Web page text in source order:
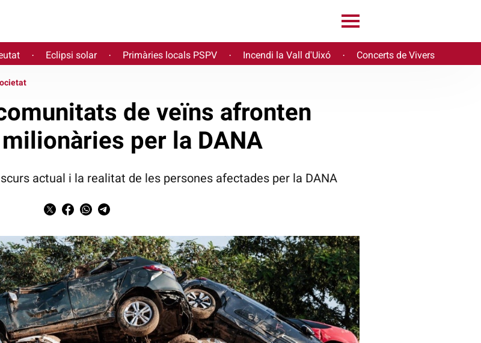
· Eclipsi solar · Primàries locals PSPV · Incendi la Vall d'Uixó · Concerts de Vivers
de veïns afronten
per la DANA
actual i la realitat de les persones afectades per la DANA